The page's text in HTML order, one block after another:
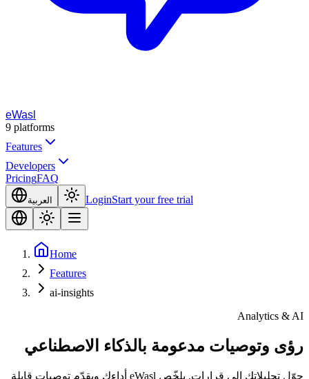
eWasl
9 platforms
Features
Developers
PricingFAQ
العربية LoginStart your free trial
Home
Features
ai-insights
Analytics & AI
رؤى وتوصيات مدعومة بالذكاء الاصطناعي
حوّل تحليلاتك إلى قرارات. يلخّص eWasl أداءك ويقدّم توصيات قابلة